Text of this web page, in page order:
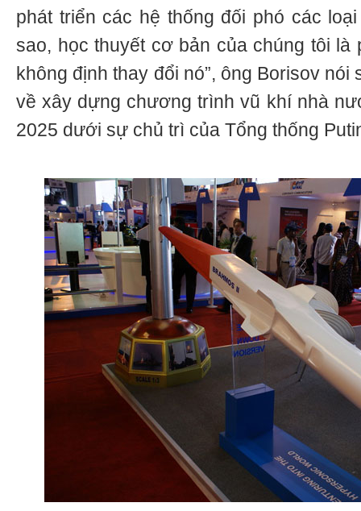
phát triển các hệ thống đối phó các
sao, học thuyết cơ bản của chúng tôi là
không định thay đổi nó”, ông Borisov nói
về xây dựng chương trình vũ khí nhà
2025 dưới sự chủ trì của Tổng thống